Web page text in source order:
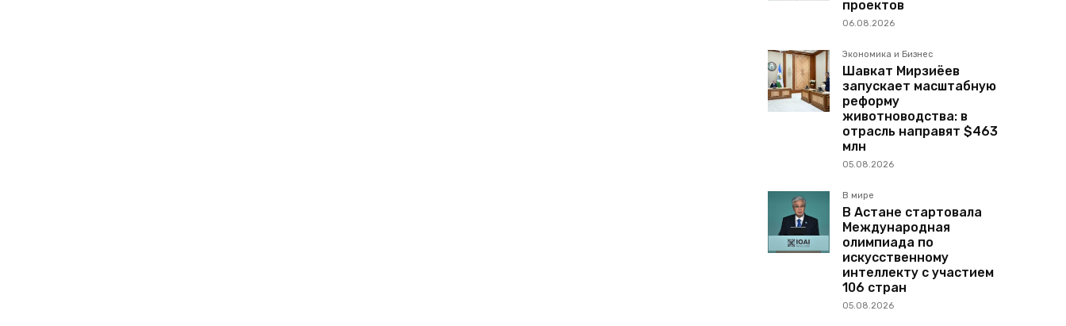
проектов
06.08.2026
Экономика и Бизнес
Шавкат Мирзиёев
запускает масштабную
реформу
животноводства: в
отрасль направят $463
млн
05.08.2026
В мире
В Астане стартовала
Международная
олимпиада по
искусственному
интеллекту с участием
106 стран
05.08.2026